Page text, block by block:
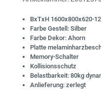
BxTxH 1600x800x620-
Farbe Gestell: Silber
Farbe Dekor: Ahorn
Platte
Memory-Schalter
Kollisionsschutz
Belastbarkeit: 80kg
Anlieferung: zerlegt